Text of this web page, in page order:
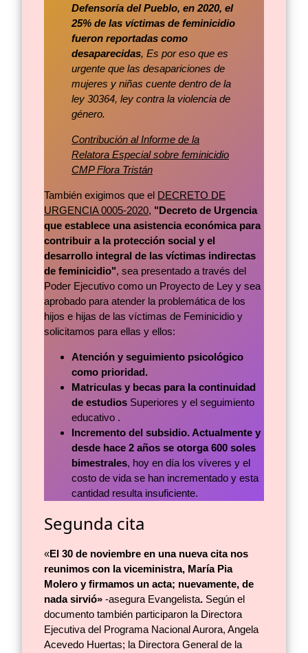
Defensoría del Pueblo, en 2020, el
25% de las víctimas de feminicidio
fueron reportadas como
desaparecidas, Es por eso que es
urgente que las desapariciones de
mujeres y niñas cuente dentro de la
ley 30364, ley contra la violencia de
género.
Contribución al Informe de la
Relatora Especial sobre feminicidio
CMP Flora Tristán
También exigimos que el DECRETO DE
URGENCIA 0005-2020, "Decreto de Urgencia
que establece una asistencia económica para
contribuir a la protección social y el
desarrollo integral de las víctimas indirectas
de feminicidio", sea presentado a través del
Poder Ejecutivo como un Proyecto de Ley y sea
aprobado para atender la problemática de los
hijos e hijas de las víctimas de Feminicidio y
solicitamos para ellas y ellos:
Atención y seguimiento psicológico
como prioridad.
Matriculas y becas para la continuidad
de estudios Superiores y el seguimiento
educativo .
Incremento del subsidio. Actualmente y
desde hace 2 años se otorga 600 soles
bimestrales, hoy en día los víveres y el
costo de vida se han incrementado y esta
cantidad resulta insuficiente.
Segunda cita
«El 30 de noviembre en una nueva cita nos
reunimos con la viceministra, María Pia
Molero y firmamos un acta; nuevamente, de
nada sirvió» -asegura Evangelista. Según el
documento también participaron la Directora
Ejecutiva del Programa Nacional Aurora, Angela
Acevedo Huertas; la Directora General de la